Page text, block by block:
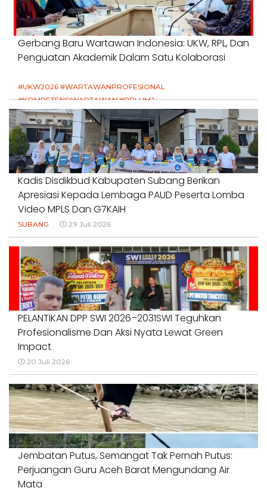
Gerbang Baru Wartawan Indonesia: UKW, RPL, Dan
Penguatan Akademik Dalam Satu Kolaborasi
#UKW2026 #WARTAWANPROFESIONAL
#KOMPETENSIWARTAWAN #RPLUMJ
#PENDIDIKANWARTAWAN #SWINASIONAL #SWIJABAR
1 Agustus 2026
Kadis Disdikbud Kabupaten Subang Berikan
Apresiasi Kepada Lembaga PAUD Peserta Lomba
Video MPLS Dan G7KAIH
SUBANG 29 Juli 2026
PELANTIKAN DPP SWI 2026–2031SWI Teguhkan
Profesionalisme Dan Aksi Nyata Lewat Green
Impact
20 Juli 2026
Jembatan Putus, Semangat Tak Pernah Putus:
Perjuangan Guru Aceh Barat Mengundang Air
Mata